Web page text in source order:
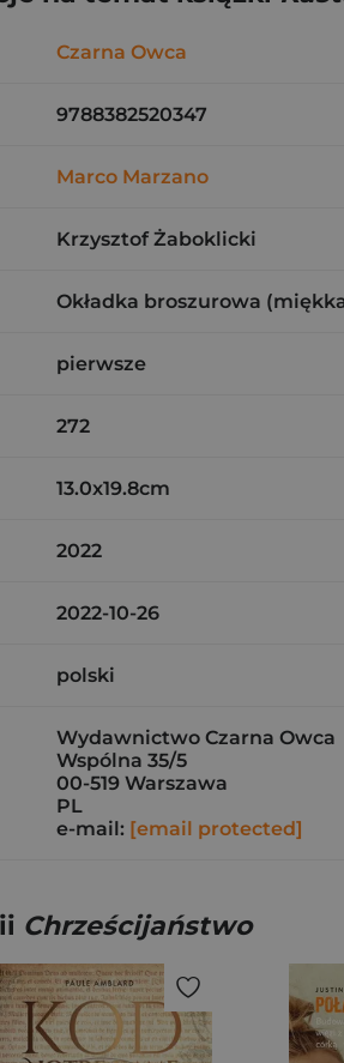
Czarna Owca
9788382520347
Marco Marzano
Krzysztof Żaboklicki
Okładka broszurowa
pierwsze
272
13.0x19.8cm
2022
2022-10-26
polski
Wydawnictwo Czarna Owca
Wspólna 35/5
00-519 Warszawa
PL
e-mail: [email protected]
Chrześcijaństwo